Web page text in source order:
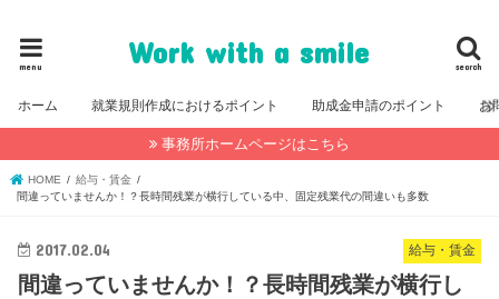
Work with a smile search
menu
ホーム 就業規則作成におけるポイント 助成金申請のポイント お
事務所ホームページはこちら
HOME
給与・賃金
間違っていませんか！？長時間残業が横行している中、固定残業代の間違いも多数
給与・賃金
2017.02.04
間違っていませんか！？長時間残業が横行し